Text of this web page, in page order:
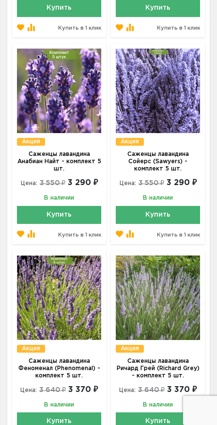
Купить
Купить в 1 клик
Купить
Купить в 1 клик
Акция
Саженцы лавандина
Анабиан Найт - комплект 5
шт.
Цена: 3 550 ₽ 3 290 ₽
В наличии
Купить
Купить в 1 клик
Акция
Саженцы лавандина
Сойерс (Sawyers) -
комплект 5 шт.
Цена: 3 550 ₽ 3 290 ₽
В наличии
Купить
Купить в 1 клик
Акция
Саженцы лавандина
Феноменал (Phenomenal) -
комплект 5 шт.
Цена: 3 640 ₽ 3 370 ₽
В наличии
Купить
Акция
Саженцы лавандина
Ричард Грей (Richard Grey)
- комплект 5 шт.
Цена: 3 640 ₽ 3 370 ₽
В наличии
Купить